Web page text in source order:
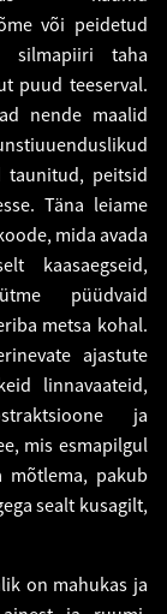
või peidetud
silmapiiri taha
puud teeserval.
nende maalid
taunitud, peitsid
Täna leiame
mida avada
kaasaegseid,
püüdvaid
metsa kohal.
ajastute
linnavaateid,
ja
mis esmapilgul
mõtlema, pakub
sealt kusagilt,
on mahukas ja